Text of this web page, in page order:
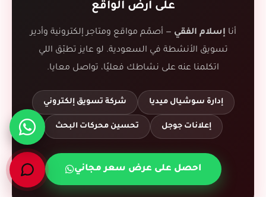
على أرض الواقع
أنا إسلام الفقي — أصمّم مواقع ومتاجر إلكترونية وأدير
تسويق الأنشطة في السعودية. لو عايز تطبّق اللي
اتكلمنا عنه على نشاطك فعليًا، تواصل معايا.
إدارة سوشيال ميديا شركة تسويق إلكتروني
إعلانات جوجل تحسين محركات البحث
احصل على عرض سعر مجاني